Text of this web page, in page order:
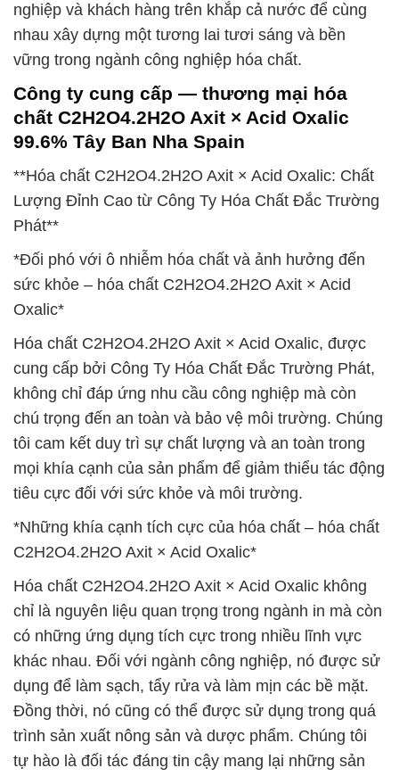
nghiệp và khách hàng trên khắp cả nước để cùng
nhau xây dựng một tương lai tươi sáng và bền
vững trong ngành công nghiệp hóa chất.
Công ty cung cấp — thương mại hóa
chất C2H2O4.2H2O Axit × Acid Oxalic
99.6% Tây Ban Nha Spain
**Hóa chất C2H2O4.2H2O Axit × Acid Oxalic: Chất
Lượng Đỉnh Cao từ Công Ty Hóa Chất Đắc Trường
Phát**
*Đối phó với ô nhiễm hóa chất và ảnh hưởng đến
sức khỏe – hóa chất C2H2O4.2H2O Axit × Acid
Oxalic*
Hóa chất C2H2O4.2H2O Axit × Acid Oxalic, được
cung cấp bởi Công Ty Hóa Chất Đắc Trường Phát,
không chỉ đáp ứng nhu cầu công nghiệp mà còn
chú trọng đến an toàn và bảo vệ môi trường. Chúng
tôi cam kết duy trì sự chất lượng và an toàn trong
mọi khía cạnh của sản phẩm để giảm thiểu tác động
tiêu cực đối với sức khỏe và môi trường.
*Những khía cạnh tích cực của hóa chất – hóa chất
C2H2O4.2H2O Axit × Acid Oxalic*
Hóa chất C2H2O4.2H2O Axit × Acid Oxalic không
chỉ là nguyên liệu quan trọng trong ngành in mà còn
có những ứng dụng tích cực trong nhiều lĩnh vực
khác nhau. Đối với ngành công nghiệp, nó được sử
dụng để làm sạch, tẩy rửa và làm mịn các bề mặt.
Đồng thời, nó cũng có thể được sử dụng trong quá
trình sản xuất nông sản và dược phẩm. Chúng tôi
tự hào là đối tác đáng tin cậy mang lại những sản